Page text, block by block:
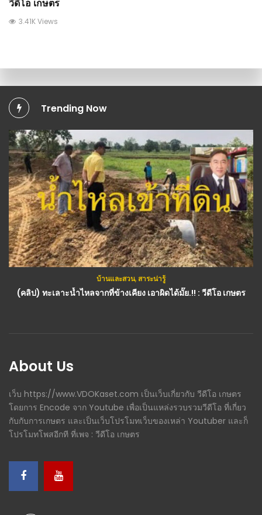
วีดีโอ เกษตร
3.41K Views
Trending Now
บ้านและสวน, สาระน่ารู้
(คลิป) ทะเลาะน้ำไหลจากที่ข้างเคียง ​เอาผิดได้มั๊ย.!! : วีดีโอ เกษตร
กสิกรรม(พืช),วีดีโอทั้งหมด
(คลิป) วิธีเพาะเห็ดนางฟ้านางรมในแก้วกาแฟ โดยใช้ฟางข้าวเป็นวัสดุเพาะ : วีดีโอ เกษตร
About Us
เว็บ https://www.VDOKaset.com เป็นเว็บเกี่ยวกับ วีดีโอ เกษตร
โดยการ Encode จาก Youtube เพื่อเป็นแหล่งรวบรวมวีดีโอ ที่เกี่ยว
กับกับการเกษตร และเป็นเว็บโปรโมทเว็บของเหล่า Youtuber และก็
โปรโมทโพสอีกที ที่เพจ : วีดีโอ เกษตร